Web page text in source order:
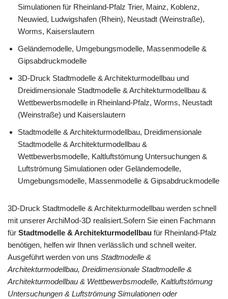
Simulationen für Rheinland-Pfalz Trier, Mainz, Koblenz,
Neuwied, Ludwigshafen (Rhein), Neustadt (Weinstraße),
Worms, Kaiserslautern
Geländemodelle, Umgebungsmodelle, Massenmodelle &
Gipsabdruckmodelle
3D-Druck Stadtmodelle & Architekturmodellbau und
Dreidimensionale Stadtmodelle & Architekturmodellbau &
Wettbewerbsmodelle in Rheinland-Pfalz, Worms, Neustadt
(Weinstraße) und Kaiserslautern
Stadtmodelle & Architekturmodellbau, Dreidimensionale
Stadtmodelle & Architekturmodellbau &
Wettbewerbsmodelle, Kaltluftstömung Untersuchungen &
Luftströmung Simulationen oder Geländemodelle,
Umgebungsmodelle, Massenmodelle & Gipsabdruckmodelle
3D-Druck Stadtmodelle & Architekturmodellbau werden schnell
mit unserer ArchiMod-3D realisiert.Sofern Sie einen Fachmann
für Stadtmodelle & Architekturmodellbau für Rheinland-Pfalz
benötigen, helfen wir Ihnen verlässlich und schnell weiter.
Ausgeführt werden von uns Stadtmodelle &
Architekturmodellbau, Dreidimensionale Stadtmodelle &
Architekturmodellbau & Wettbewerbsmodelle, Kaltluftstömung
Untersuchungen & Luftströmung Simulationen oder